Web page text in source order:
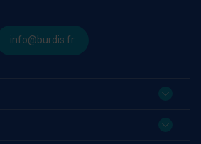
info@burdis.fr